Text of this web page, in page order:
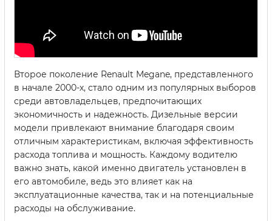
Второе поколение Renault Megane, представленного
в начале 2000-х, стало одним из популярных выборов
среди автовладельцев, предпочитающих
экономичность и надежность. Дизельные версии
модели привлекают внимание благодаря своим
отличным характеристикам, включая эффективность
расхода топлива и мощность. Каждому водителю
важно знать, какой именно двигатель установлен в
его автомобиле, ведь это влияет как на
эксплуатационные качества, так и на потенциальные
расходы на обслуживание.